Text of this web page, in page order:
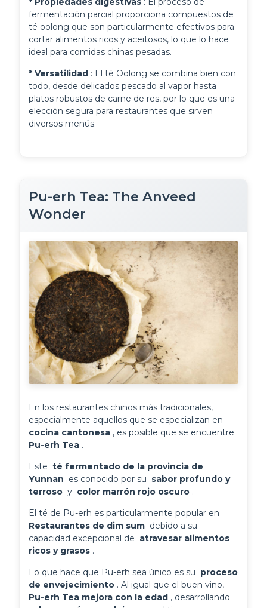
fermentación parcial proporciona compuestos de
té oolong que son particularmente efectivos para
cortar alimentos ricos y aceitosos, lo que lo hace
ideal para comidas chinas pesadas.
* Versatilidad : El té Oolong se combina bien con
todo, desde delicados pescado al vapor hasta
platos robustos de carne de res, por lo que es una
elección segura para restaurantes que sirven
diversos menús.
Pu-erh Tea: The Anveed
Wonder
En los restaurantes chinos más tradicionales,
cocina cantonesa
Pu-erh Tea .
Este té fermentado de la provincia de
Yunnan es conocido por su sabor profundo y
terroso y color marrón rojo oscuro .
Restaurantes de dim sum debido a su
capacidad excepcional de atravesar alimentos
ricos y grasos .
Lo que hace que Pu-erh sea único es su proceso
de envejecimiento
Pu-erh Tea mejora con la edad